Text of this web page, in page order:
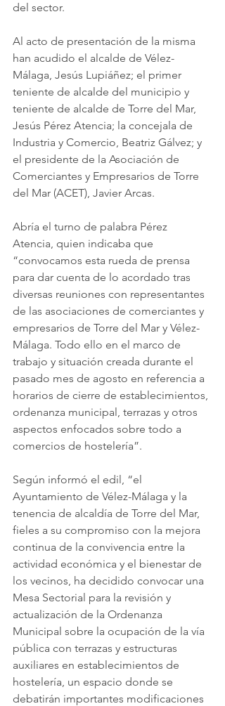
del sector.
Al acto de presentación de la misma
han acudido el alcalde de Vélez-
Málaga, Jesús Lupiáñez; el primer
teniente de alcalde del municipio y
teniente de alcalde de Torre del Mar,
Jesús Pérez Atencia; la concejala de
Industria y Comercio, Beatriz Gálvez; y
el presidente de la Asociación de
Comerciantes y Empresarios de Torre
del Mar (ACET), Javier Arcas.
Abría el turno de palabra Pérez
Atencia, quien indicaba que
“convocamos esta rueda de prensa
para dar cuenta de lo acordado tras
diversas reuniones con representantes
de las asociaciones de comerciantes y
empresarios de Torre del Mar y Vélez-
Málaga. Todo ello en el marco de
trabajo y situación creada durante el
pasado mes de agosto en referencia a
horarios de cierre de establecimientos,
ordenanza municipal, terrazas y otros
aspectos enfocados sobre todo a
comercios de hostelería”.
Según informó el edil, “el
Ayuntamiento de Vélez-Málaga y la
tenencia de alcaldía de Torre del Mar,
fieles a su compromiso con la mejora
continua de la convivencia entre la
actividad económica y el bienestar de
los vecinos, ha decidido convocar una
Mesa Sectorial para la revisión y
actualización de la Ordenanza
Municipal sobre la ocupación de la vía
pública con terrazas y estructuras
auxiliares en establecimientos de
hostelería, un espacio donde se
debatirán importantes modificaciones